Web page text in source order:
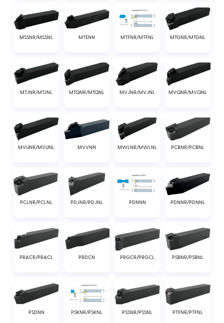
MSSNR/MSSNL MTENN MTFNR/MTFNL MTGNR/MTGNL
MTJNR/MTJNL MTQNR/MTQNL MVJNR/MVJNL MVQNR/MVQNL
MVUNR/MVUNL MVVNN MWLNR/MWLNL PCBNR/PCBNL
PCLNR/PCLNL PDJNR/PDJNL PDNNN PDNNR/PDNNL
PRACR/PRACL PRDCN PRGCR/PRGCL PSBNR/PSBNL
PSDNN PSKNR/PSKNL PSSNR/PSSNL PTFNR/PTFNL